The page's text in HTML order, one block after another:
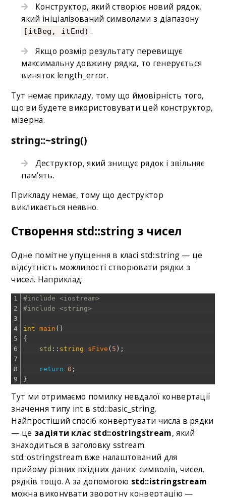
Конструктор, який створює новий рядок,
який ініціалізований символами з діапазону
[itBeg, itEnd) .
Якщо розмір результату перевищує
максимальну довжину рядка, то генерується
виняток length_error.
Тут немає прикладу, тому що ймовірність того,
що ви будете використовувати цей конструктор,
мізерна.
string::~string()
Деструктор, який знищує рядок і звільняє
пам’ять.
Прикладу немає, тому що деструктор
викликається неявно.
Створення std::string з чисел
Одне помітне упущення в класі std::string — це
відсутність можливості створювати рядки з
чисел. Наприклад:
1
2
3
4
5
6
7
8
9
#include <iostream>
#include <string>
int main ( )
{
std :: string sFive ( 5 ) ;
return 0 ;
}
Тут ми отримаємо помилку невдалої конвертації
значення типу int в std::basic_string.
Найпростіший спосіб конвертувати числа в рядки
— це задіяти клас std::ostringstream, який
знаходиться в заголовку sstream.
std::ostringstream вже налаштований для
прийому різних вхідних даних: символів, чисел,
рядків тощо. А за допомогою std::istringstream
можна виконувати зворотну конвертацію —